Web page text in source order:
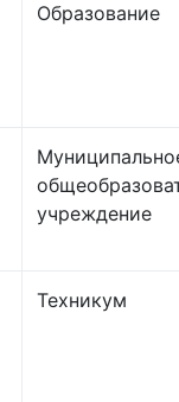
Образование
учреждение
Техникум